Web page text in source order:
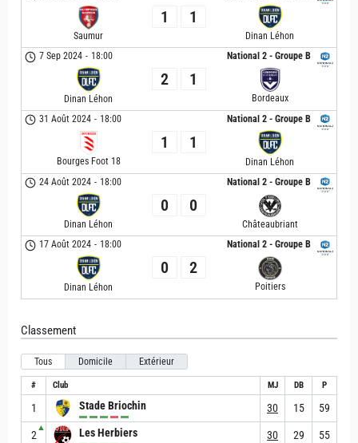
Saumur
1 1
Dinan Léhon
National 2 - Groupe B
7 Sep 2024 - 18:00
Dinan Léhon
2 1
Bordeaux
National 2 - Groupe B
31 Août 2024 - 18:00
Bourges Foot 18
1 1
Dinan Léhon
National 2 - Groupe B
24 Août 2024 - 18:00
Dinan Léhon
0 0
Châteaubriant
National 2 - Groupe B
17 Août 2024 - 18:00
Dinan Léhon
0 2
Poitiers
Classement
Tous Domicile Extérieur
# Club MJ DB P
1 Stade Briochin 30 15 59
2
▲ Les Herbiers 30 29 55